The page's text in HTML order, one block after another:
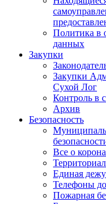
Политика в
данных
Закупки
Закупки
Сухой Лог
Контроль в
Архив
Безопасность
Все о
Единая
Телефоны
Пожарная